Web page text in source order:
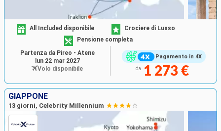
Pagamento in 4X
All Included disponibile
Crociere di Lusso
Pensione completa
da 1 273 €
Partenza da Pireo - Atene
lun 22 mar 2027
Volo disponibile
GIAPPONE
13 giorni, Celebrity Millennium